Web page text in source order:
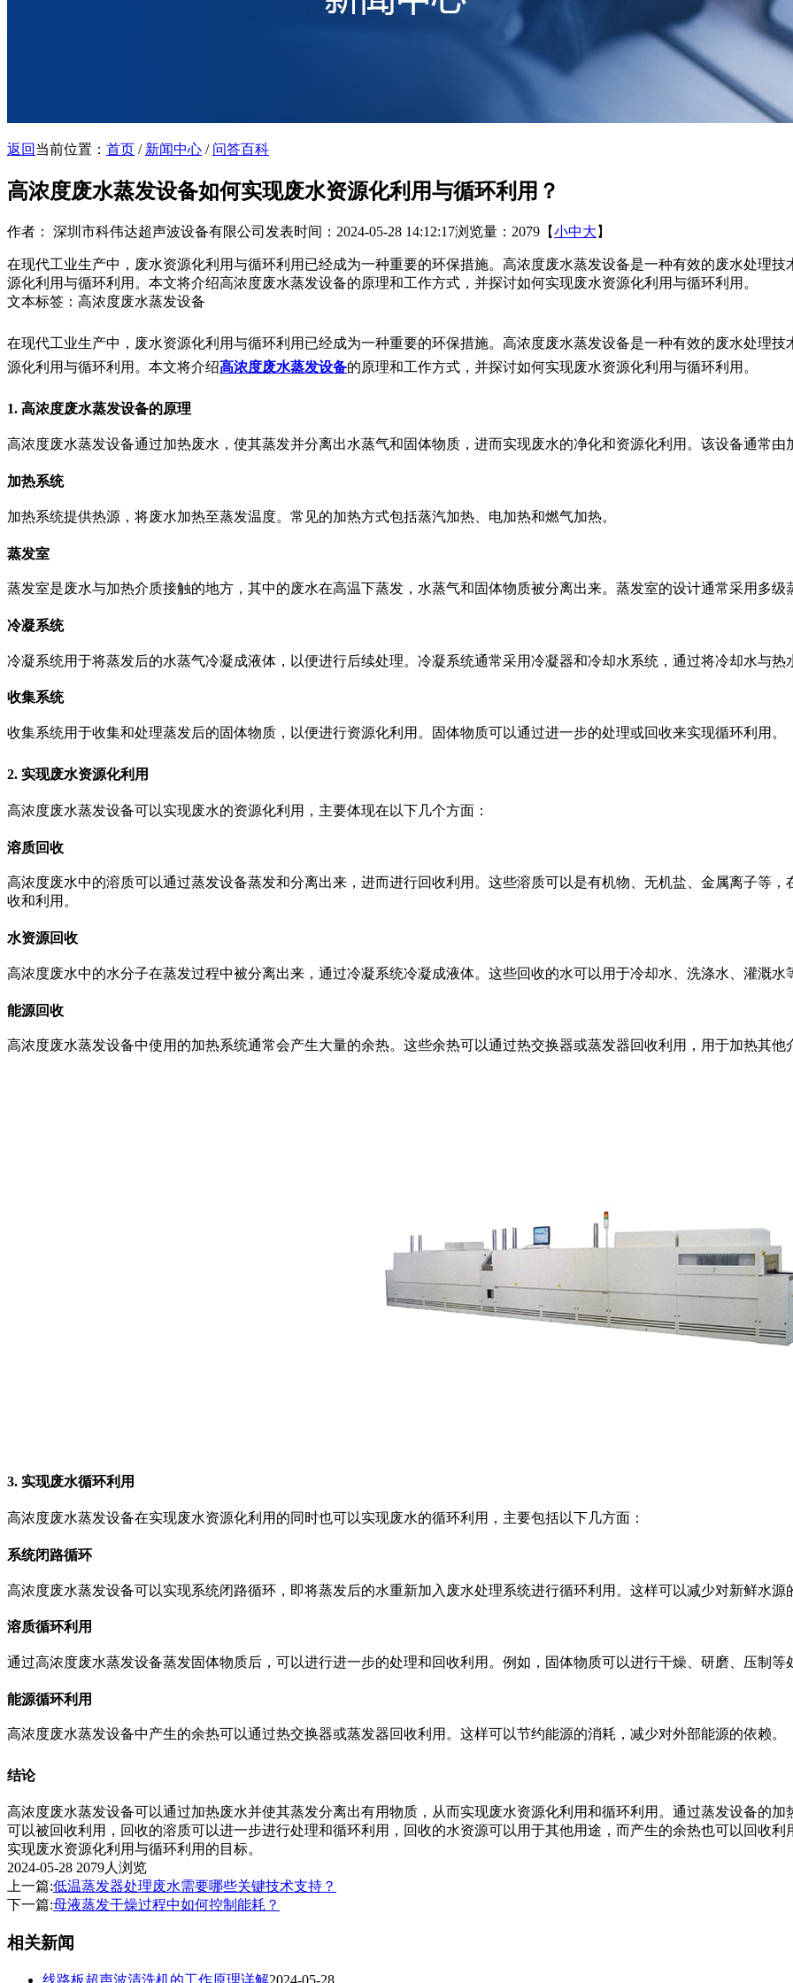
返回 当前位置： 首页 / 新闻中心 / 问答百科
高浓度废水蒸发设备如何实现废水资源化利用与循环利用？
作者： 深圳市科伟达超声波设备有限公司 发表时间：2024-05-28 14:12:17浏览量：2079 【小中大 】
在现代工业生产中，废水资源化利用与循环利用已经成为一种重要的环保措施。高浓度废水蒸发设备是一种有效的废水处理
源化利用与循环利用。本文将介绍高浓度废水蒸发设备的原理和工作方式，并探讨如何实现废水资源化利用与循环利用。
文本标签：高浓度废水蒸发设备
在现代工业生产中，废水资源化利用与循环利用已经成为一种重要的环保措施。高浓度废水蒸发设备是一种有效的废水处理
源化利用与循环利用。本文将介绍高浓度废水蒸发设备的原理和工作方式，并探讨如何实现废水资源化利用与循环利用。
1. 高浓度废水蒸发设备的原理
高浓度废水蒸发设备通过加热废水，使其蒸发并分离出水蒸气和固体物质，进而实现废水的净化和资源化利用。该设备通常
加热系统
加热系统提供热源，将废水加热至蒸发温度。常见的加热方式包括蒸汽加热、电加热和燃气加热。
蒸发室
蒸发室是废水与加热介质接触的地方，其中的废水在高温下蒸发，水蒸气和固体物质被分离出来。蒸发室的设计通常采用多
冷凝系统
冷凝系统用于将蒸发后的水蒸气冷凝成液体，以便进行后续处理。冷凝系统通常采用冷凝器和冷却水系统，通过将冷却水与
收集系统
收集系统用于收集和处理蒸发后的固体物质，以便进行资源化利用。固体物质可以通过进一步的处理或回收来实现循环利用。
2. 实现废水资源化利用
高浓度废水蒸发设备可以实现废水的资源化利用，主要体现在以下几个方面：
溶质回收
高浓度废水中的溶质可以通过蒸发设备蒸发和分离出来，进而进行回收利用。这些溶质可以是有机物、无机盐、金属离子等
收和利用。
水资源回收
高浓度废水中的水分子在蒸发过程中被分离出来，通过冷凝系统冷凝成液体。这些回收的水可以用于冷却水、洗涤水、灌溉
能源回收
高浓度废水蒸发设备中使用的加热系统通常会产生大量的余热。这些余热可以通过热交换器或蒸发器回收利用，用于加热其
3. 实现废水循环利用
高浓度废水蒸发设备在实现废水资源化利用的同时也可以实现废水的循环利用，主要包括以下几方面：
系统闭路循环
高浓度废水蒸发设备可以实现系统闭路循环，即将蒸发后的水重新加入废水处理系统进行循环利用。这样可以减少对新鲜水源
溶质循环利用
通过高浓度废水蒸发设备蒸发固体物质后，可以进行进一步的处理和回收利用。例如，固体物质可以进行干燥、研磨、压制
能源循环利用
高浓度废水蒸发设备中产生的余热可以通过热交换器或蒸发器回收利用。这样可以节约能源的消耗，减少对外部能源的依赖。
结论
高浓度废水蒸发设备可以通过加热废水并使其蒸发分离出有用物质，从而实现废水资源化利用和循环利用。通过蒸发设备的
可以被回收利用，回收的溶质可以进一步进行处理和循环利用，回收的水资源可以用于其他用途，而产生的余热也可以回收
实现废水资源化利用与循环利用的目标。
2024-05-28 2079人浏览
上一篇:低温蒸发器处理废水需要哪些关键技术支持？
下一篇:母液蒸发干燥过程中如何控制能耗？
相关新闻
线路板超声波清洗机的工作原理详解2024-05-28